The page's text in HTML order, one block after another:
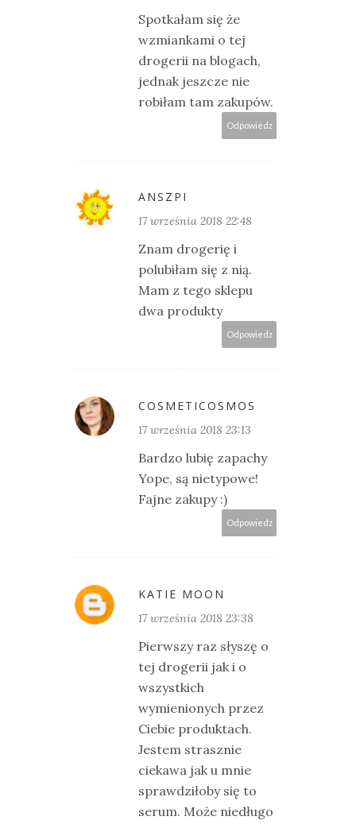
Spotkałam się że
wzmiankami o tej
drogerii na blogach,
jednak jeszcze nie
robiłam tam zakupów.
Odpowiedz
ANSZPI
17 września 2018 22:48
Znam drogerię i
polubiłam się z nią.
Mam z tego sklepu
dwa produkty
Odpowiedz
COSMETICOSMOS
17 września 2018 23:13
Bardzo lubię zapachy
Yope, są nietypowe!
Fajne zakupy :)
Odpowiedz
KATIE MOON
17 września 2018 23:38
Pierwszy raz słyszę o
tej drogerii jak i o
wszystkich
wymienionych przez
Ciebie produktach.
Jestem strasznie
ciekawa jak u mnie
sprawdziłoby się to
serum. Może niedługo